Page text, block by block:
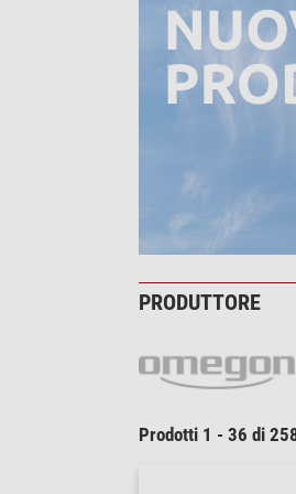
PRODUTTORE
Prodotti 1 - 36 di